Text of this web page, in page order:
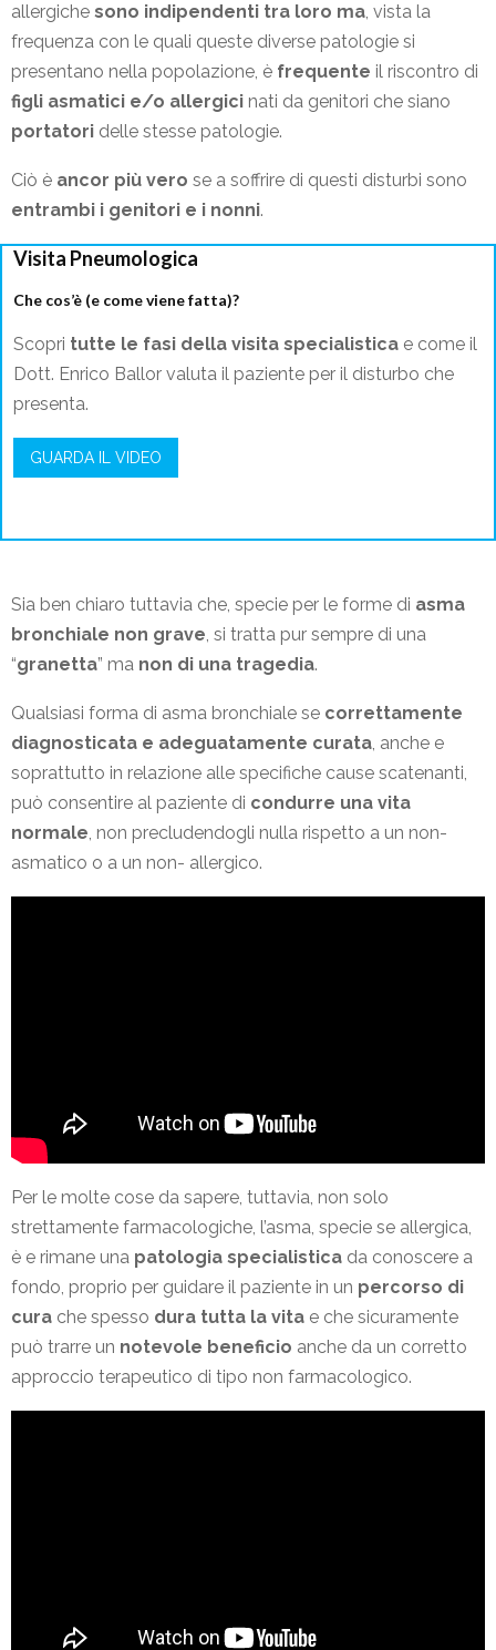
allergiche sono indipendenti tra loro ma, vista la
frequenza con le quali queste diverse patologie si
presentano nella popolazione, è frequente il riscontro di
figli asmatici e/o allergici nati da genitori che siano
portatori delle stesse patologie.
Ciò è ancor più vero se a soffrire di questi disturbi sono
entrambi i genitori e i nonni.
Visita Pneumologica
Che cos’è (e come viene fatta)?
Scopri tutte le fasi della visita specialistica e come il
Dott. Enrico Ballor valuta il paziente per il disturbo che
presenta.
GUARDA IL VIDEO
Sia ben chiaro tuttavia che, specie per le forme di asma
bronchiale non grave, si tratta pur sempre di una
“granetta” ma non di una tragedia.
Qualsiasi forma di asma bronchiale se correttamente
diagnosticata e adeguatamente curata, anche e
soprattutto in relazione alle specifiche cause scatenanti,
può consentire al paziente di condurre una vita
normale, non precludendogli nulla rispetto a un non-
asmatico o a un non- allergico.
Per le molte cose da sapere, tuttavia, non solo
strettamente farmacologiche, l’asma, specie se allergica,
è e rimane una patologia specialistica da conoscere a
fondo, proprio per guidare il paziente in un percorso di
cura che spesso dura tutta la vita e che sicuramente
può trarre un notevole beneficio anche da un corretto
approccio terapeutico di tipo non farmacologico.